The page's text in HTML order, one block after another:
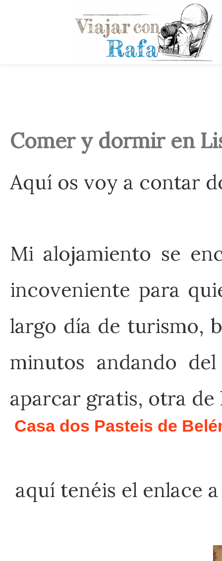
Comer y dormir en
Aquí os voy a contar
Mi alojamiento se
incoveniente para
largo día de turismo,
minutos andando
aparcar gratis, otra de
Casa dos Pasteis de
aquí tenéis el enlace